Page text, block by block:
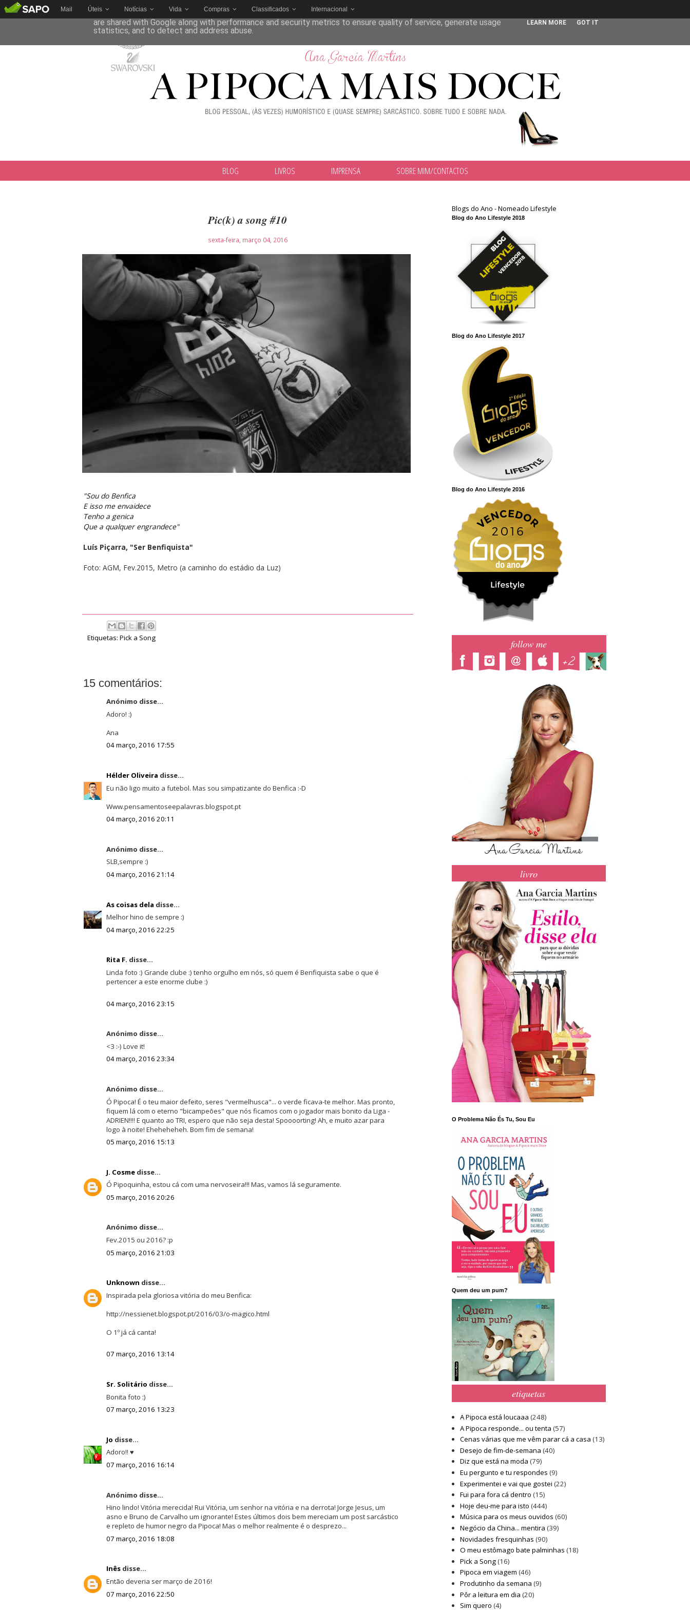
Mail Úteis Notícias Vida Compras Classificados Internacional
BLOG LIVROS IMPRENSA SOBRE MIM/CONTACTOS
Pic(k) a song #10
sexta-feira, março 04, 2016
"Sou do Benfica
E isso me envaidece
Tenho a genica
Que a qualquer engrandece"
Luís Piçarra, "Ser Benfiquista"
Foto: AGM, Fev.2015, Metro (a caminho do estádio da Luz)
Etiquetas: Pick a Song
15 comentários:
Anónimo disse...
Adoro! :)
Ana
04 março, 2016 17:55
Hélder Oliveira disse...
Eu não ligo muito a futebol. Mas sou simpatizante do Benfica :-D
Www.pensamentoseepalavras.blogspot.pt
04 março, 2016 20:11
Anónimo disse...
SLB,sempre :)
04 março, 2016 21:14
As coisas dela disse...
Melhor hino de sempre :)
04 março, 2016 22:25
Rita F. disse...
Linda foto :) Grande clube :) tenho orgulho em nós, só quem é Benfiquista sabe o que é
pertencer a este enorme clube :)
04 março, 2016 23:15
Anónimo disse...
<3 :-) Love it!
04 março, 2016 23:34
Anónimo disse...
Ó Pipoca! É o teu maior defeito, seres "vermelhusca"... o verde ficava-te melhor. Mas pronto,
fiquem lá com o eterno "bicampeões" que nós ficamos com o jogador mais bonito da Liga -
ADRIEN!!!! E quanto ao TRI, espero que não seja desta! Spoooorting! Ah, e muito azar para
logo à noite! Eheheheheh. Bom fim de semana!
05 março, 2016 15:13
J. Cosmedisse...
Ó Pipoquinha, estou cá com uma nervoseira!!! Mas, vamos lá seguramente.
05 março, 2016 20:26
Anónimo disse...
Fev.2015 ou 2016? :p
05 março, 2016 21:03
Unknown disse...
Inspirada pela gloriosa vitória do meu Benfica:
http://nessienet.blogspot.pt/2016/03/o-magico.html
O 1º já cá canta!
07 março, 2016 13:14
Sr. Solitário disse...
Bonita foto :)
07 março, 2016 13:23
Jo disse...
Adoro!! ♥
07 março, 2016 16:14
Anónimo disse...
Hino lindo! Vitória merecida! Rui Vitória, um senhor na vitória e na derrota! Jorge Jesus, um
asno e Bruno de Carvalho um ignorante! Estes últimos dois bem mereciam um post sarcástico
e repleto de humor negro da Pipoca! Mas o melhor realmente é o desprezo...
07 março, 2016 18:08
Inêsdisse...
Então deveria ser março de 2016!
07 março, 2016 22:50
Blogs do Ano - Nomeado Lifestyle
Blog do Ano Lifestyle 2018
Blog do Ano Lifestyle 2017
Blog do Ano Lifestyle 2016
follow me
livro
O Problema Não És Tu, Sou Eu
Quem deu um pum?
etiquetas
A Pipoca está loucaaa (248)
A Pipoca responde... ou tenta (57)
Cenas várias que me vêm parar cá a casa (13)
Desejo de fim-de-semana (40)
Diz que está na moda (79)
Eu pergunto e tu respondes (9)
Experimentei e vai que gostei (22)
Fui para fora cá dentro (15)
Hoje deu-me para isto (444)
Música para os meus ouvidos (60)
Negócio da China... mentira (39)
Novidades fresquinhas (90)
O meu estômago bate palminhas (18)
Pick a Song(16)
Pipoca em viagem (46)
Produtinho da semana (9)
Pôr a leitura em dia (20)
Sim quero (4)
This site uses cookies from Google to deliver its services and to analyze traffic. Your IP address and user-agent
are shared with Google along with performance and security metrics to ensure quality of service, generate usage
statistics, and to detect and address abuse.
LEARN MORE GOT IT